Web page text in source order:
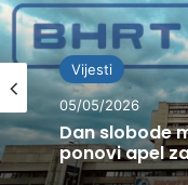
Vijesti
05/05/2026
Dan slobode
ponovi apel